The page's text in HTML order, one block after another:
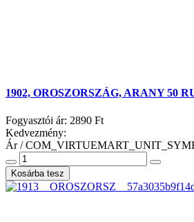
1902, OROSZORSZÁG, ARANY 50
Fogyasztói ár: 2890 Ft
Kedvezmény:
Ár /